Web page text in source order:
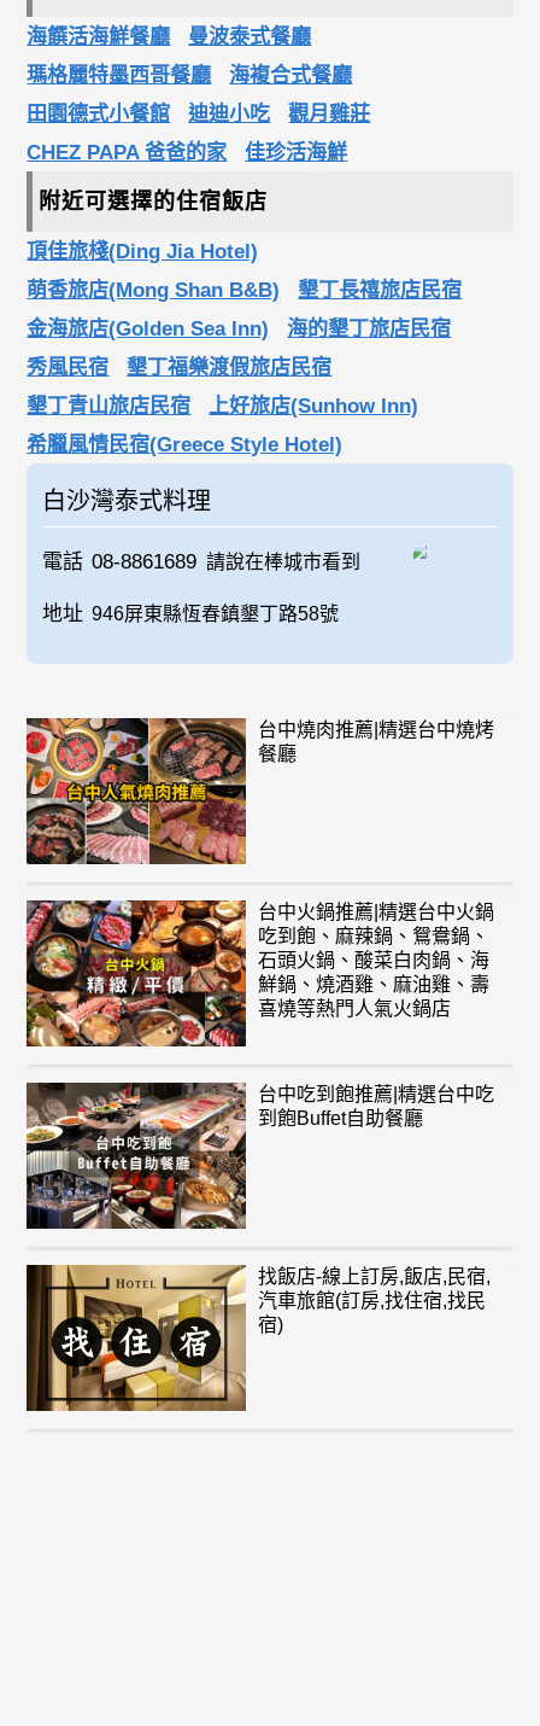
海饌活海鮮餐廳
曼波泰式餐廳
瑪格麗特墨西哥餐廳
海複合式餐廳
田園德式小餐館
迪迪小吃
觀月雞莊
CHEZ PAPA 爸爸的家
佳珍活海鮮
附近可選擇的住宿飯店
頂佳旅棧(Ding Jia Hotel)
萌香旅店(Mong Shan B&B)
墾丁長禧旅店民宿
金海旅店(Golden Sea Inn)
海的墾丁旅店民宿
秀風民宿
墾丁福樂渡假旅店民宿
墾丁青山旅店民宿
上好旅店(Sunhow Inn)
希臘風情民宿(Greece Style Hotel)
白沙灣泰式料理
電話 08-8861689 請說在棒城市看到
地址 946屏東縣恆春鎮墾丁路58號
台中燒肉推薦|精選台中燒烤
餐廳
台中火鍋推薦|精選台中火鍋
吃到飽、麻辣鍋、鴛鴦鍋、
石頭火鍋、酸菜白肉鍋、海
鮮鍋、燒酒雞、麻油雞、壽
喜燒等熱門人氣火鍋店
台中吃到飽推薦|精選台中吃
到飽Buffet自助餐廳
找飯店-線上訂房,飯店,民宿,
汽車旅館(訂房,找住宿,找民
宿)